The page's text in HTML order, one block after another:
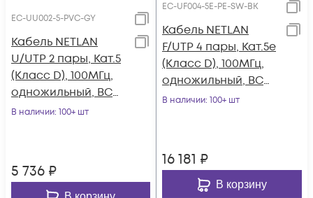
EC-UU002-5-PVC-GY
Кабель NETLAN
U/UTP 2 пары, Кат.5
(Класс D), 100МГц,
одножильный, BC
(чистая медь),
В наличии: 100+ шт
5 736 ₽
EC-UF004-5E-PE-SW-BK
Кабель NETLAN
F/UTP 4 пары, Кат.5e
(Класс D), 100МГц,
одножильный, BC
(чистая медь),
тросом, черный,
В наличии: 100+ шт
16 181 ₽
В корзину